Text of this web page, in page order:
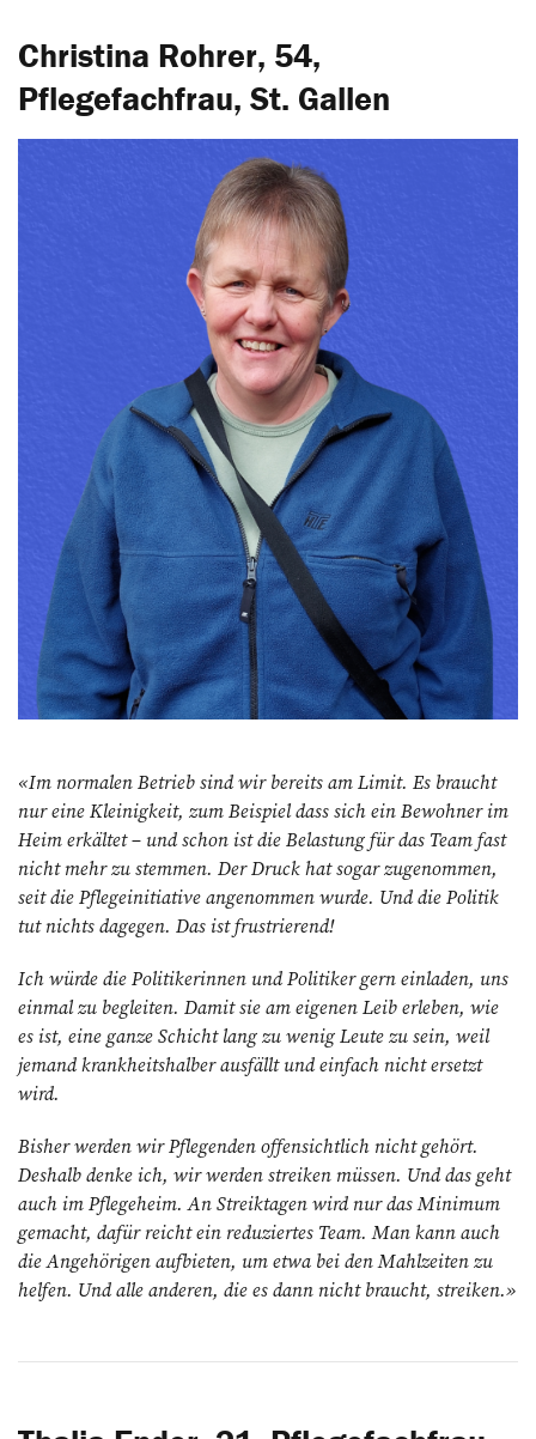
Christina Rohrer, 54,
Pflegefachfrau, St. Gallen
«Im normalen Betrieb sind wir bereits am Limit. Es braucht
nur eine Kleinigkeit, zum Beispiel dass sich ein Bewohner im
Heim erkältet – und schon ist die Belastung für das Team fast
nicht mehr zu stemmen. Der Druck hat sogar zugenommen,
seit die Pflegeinitiative angenommen wurde. Und die Politik
tut nichts dagegen. Das ist frustrierend!
Ich würde die Politikerinnen und Politiker gern einladen, uns
einmal zu begleiten. Damit sie am eigenen Leib erleben, wie
es ist, eine ganze Schicht lang zu wenig Leute zu sein, weil
jemand krankheitshalber ausfällt und einfach nicht ersetzt
wird.
Bisher werden wir Pflegenden offensichtlich nicht gehört.
Deshalb denke ich, wir werden streiken müssen. Und das geht
auch im Pflegeheim. An Streiktagen wird nur das Minimum
gemacht, dafür reicht ein reduziertes Team. Man kann auch
die Angehörigen aufbieten, um etwa bei den Mahlzeiten zu
helfen. Und alle anderen, die es dann nicht braucht, streiken.»